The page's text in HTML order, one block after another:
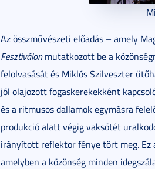
Az összművészeti előadás – amely
Fesztiválonmutatkozott be a
felolvasását és Miklós Szilveszter
jól olajozott fogaskerekekként
és a ritmusos dallamok egymásra
produkció alatt végig vaksötét
irányított reflektor fénye tört meg. Ez
amelyben a közönség minden